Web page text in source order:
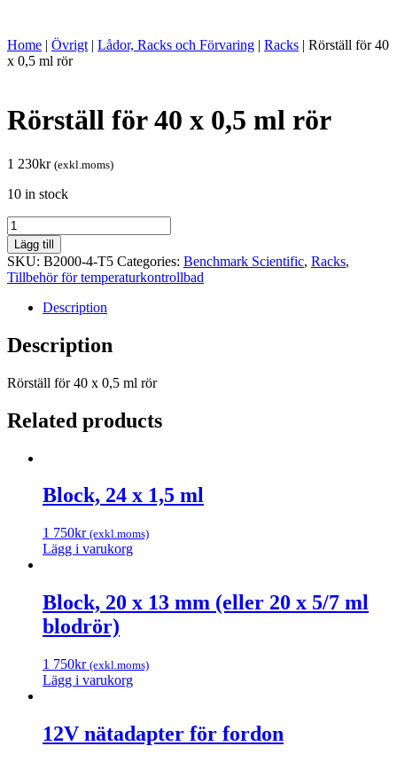
Home | Övrigt | Lådor, Racks och Förvaring | Racks | Rörställ för 40
x 0,5 ml rör
Rörställ för 40 x 0,5 ml rör
1 230kr (exkl.moms)
10 in stock
Rörställ
för
40
x
0,5
quantity
Lägg till
SKU: B2000-4-T5 Categories: Benchmark Scientific, Racks,
Tillbehör för temperaturkontrollbad
Description
Description
Rörställ för 40 x 0,5 ml rör
Related products
Block, 24 x 1,5 ml
1 750kr (exkl.moms)
Lägg i varukorg
Block, 20 x 13 mm (eller 20 x 5/7 ml
blodrör)
1 750kr (exkl.moms)
Lägg i varukorg
12V nätadapter för fordon